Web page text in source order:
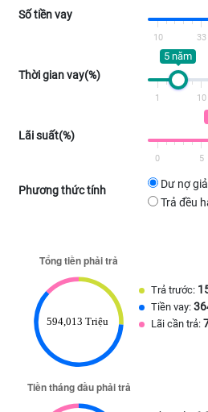
Số tiền vay
10 33
Thời gian vay(%)
5 năm
1 10
Lãi suất(%)
0 5
Phương thức tính
Dư nợ
Trả đều
Trả trước:
Tiền vay:
Lãi cần trả: